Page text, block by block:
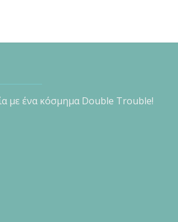
με ένα κόσμημα Double Trouble!